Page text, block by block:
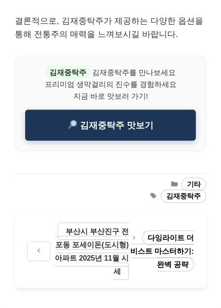
결론적으로, 김재중탁주가 제공하는 다양한 옵션을
통해 전통주의 매력을 느껴보시길 바랍니다.
김재중탁주
김재중탁주를 만나보세요
프리미엄 생막걸리의 진수를 경험하세요
지금 바로 맛보러 가기!
김재중탁주 맛보기
Categories
기타
Tags김재중탁주
부산시 부산진구 전
포동 포세이돈(도시형)
아파트 2025년 11월 시
세
다잉라이트 더
비스트 마스터하기:
완벽 공략